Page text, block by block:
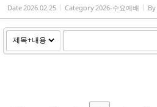
Date2026.02.25 Category2026-수요예배 By